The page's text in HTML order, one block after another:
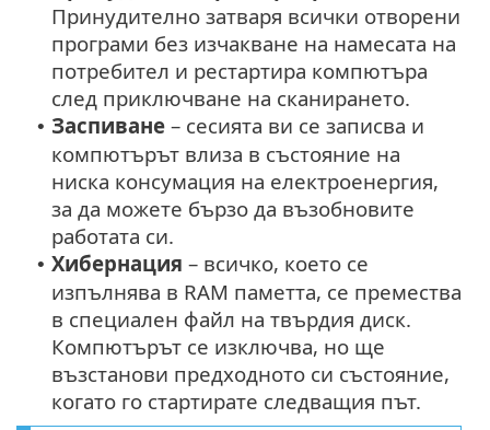
Принудително затваря всички отворени
програми без изчакване на намесата на
потребител и рестартира компютъра
след приключване на сканирането.
• Заспиване – сесията ви се записва и
компютърът влиза в състояние на
ниска консумация на електроенергия,
за да можете бързо да възобновите
работата си.
• Хибернация – всичко, което се
изпълнява в RAM паметта, се премества
в специален файл на твърдия диск.
Компютърът се изключва, но ще
възстанови предходното си състояние,
когато го стартирате следващия път.